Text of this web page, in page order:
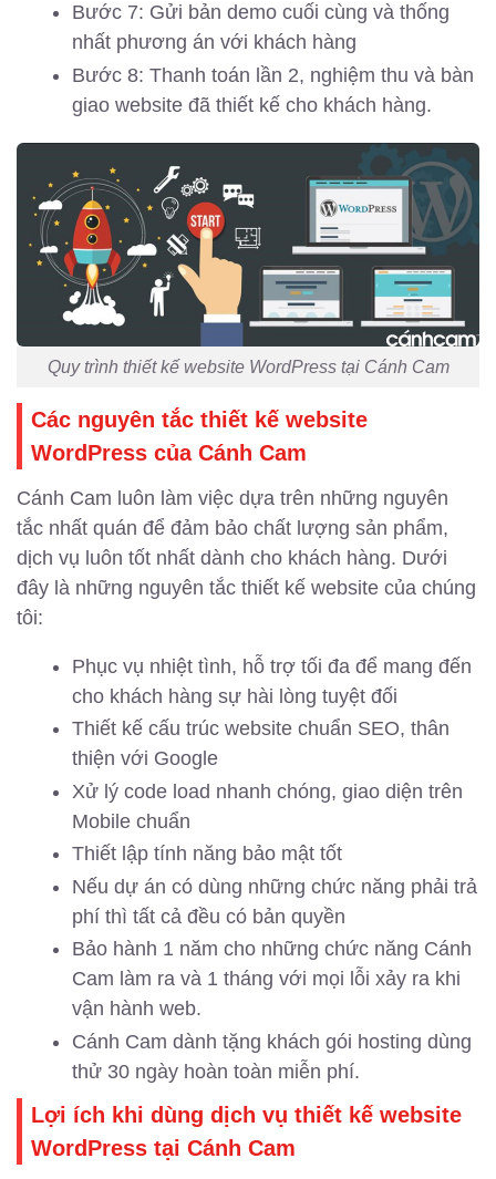
Bước 7: Gửi bản demo cuối cùng và thống
nhất phương án với khách hàng
Bước 8: Thanh toán lần 2, nghiệm thu và bàn
giao website đã thiết kế cho khách hàng.
Quy trình thiết kế website WordPress tại Cánh Cam
Các nguyên tắc thiết kế website
WordPress của Cánh Cam
Cánh Cam luôn làm việc dựa trên những nguyên
tắc nhất quán để đảm bảo chất lượng sản phẩm,
dịch vụ luôn tốt nhất dành cho khách hàng. Dưới
đây là những nguyên tắc thiết kế website của chúng
tôi:
Phục vụ nhiệt tình, hỗ trợ tối đa để mang đến
cho khách hàng sự hài lòng tuyệt đối
Thiết kế cấu trúc website chuẩn SEO, thân
thiện với Google
Xử lý code load nhanh chóng, giao diện trên
Mobile chuẩn
Thiết lập tính năng bảo mật tốt
Nếu dự án có dùng những chức năng phải trả
phí thì tất cả đều có bản quyền
Bảo hành 1 năm cho những chức năng Cánh
Cam làm ra và 1 tháng với mọi lỗi xảy ra khi
vận hành web.
Cánh Cam dành tặng khách gói hosting dùng
thử 30 ngày hoàn toàn miễn phí.
Lợi ích khi dùng dịch vụ thiết kế website
WordPress tại Cánh Cam